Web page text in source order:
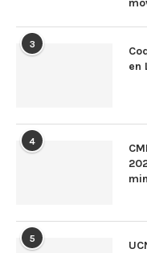
3
en
4
5